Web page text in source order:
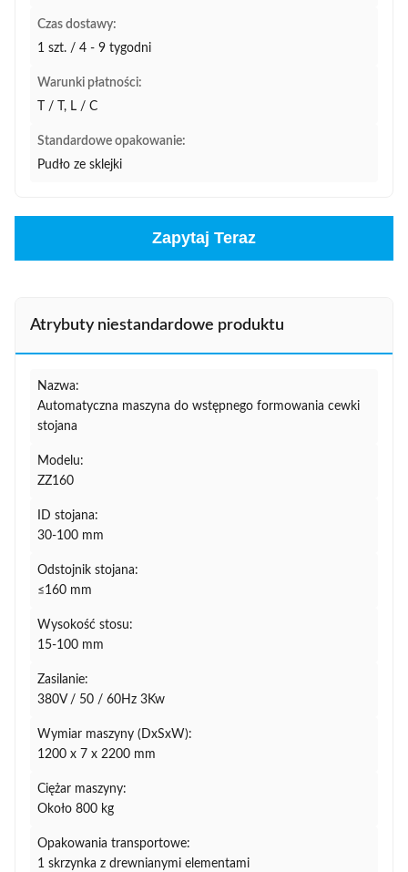
Czas dostawy:
1 szt. / 4 - 9 tygodni
Warunki płatności:
T / T, L / C
Standardowe opakowanie:
Pudło ze sklejki
Zapytaj Teraz
Atrybuty niestandardowe produktu
Nazwa:
Automatyczna maszyna do wstępnego formowania cewki
stojana
Modelu:
ZZ160
ID stojana:
30-100 mm
Odstojnik stojana:
≤160 mm
Wysokość stosu:
15-100 mm
Zasilanie:
380V / 50 / 60Hz 3Kw
Wymiar maszyny (DxSxW):
1200 x 7 x 2200 mm
Ciężar maszyny:
Około 800 kg
Opakowania transportowe:
1 skrzynka z drewnianymi elementami